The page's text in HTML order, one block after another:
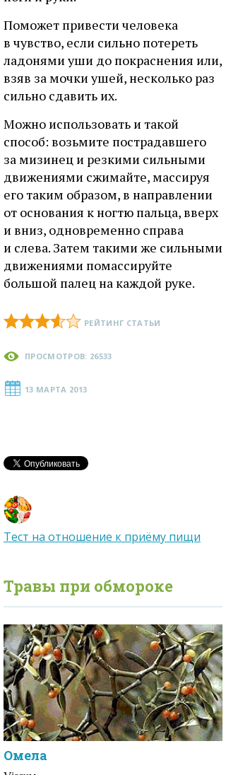
Поможет привести человека
в чувство, если сильно потереть
ладонями уши до покраснения или,
взяв за мочки ушей, несколько раз
сильно сдавить их.
Можно использовать и такой
способ: возьмите пострадавшего
за мизинец и резкими сильными
движениями сжимайте, массируя
его таким образом, в направлении
от основания к ногтю пальца, вверх
и вниз, одновременно справа
и слева. Затем такими же сильными
движениями помассируйте
большой палец на каждой руке.
РЕЙТИНГ СТАТЬИ
ПРОСМОТРОВ: 26533
13 МАРТА 2013
Тест на отношение к приёму пищи
Травы при обмороке
Омела